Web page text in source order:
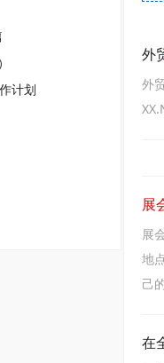
计划
外
外
展
展
地
己
在